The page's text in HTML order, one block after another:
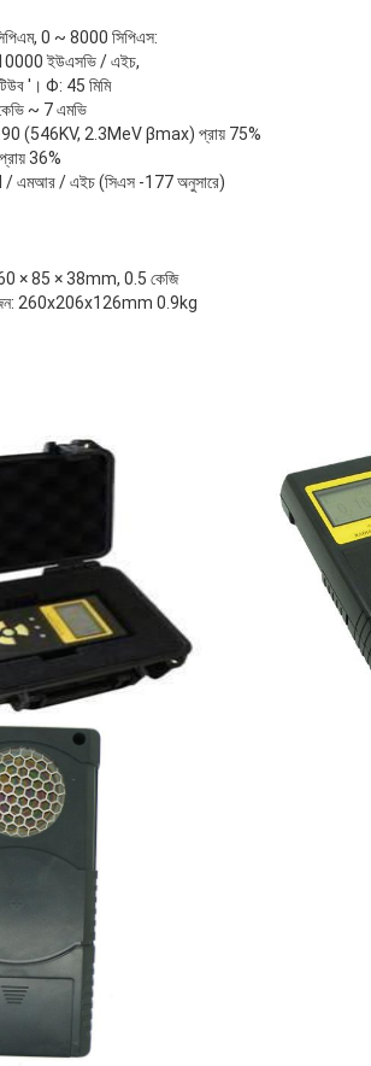
0 ~ 8000 সিপিএস:
ইউএসভি / এইচ,
'। Φ: 45 মিমি
~ 7 এমভি
90 (546KV, 2.3MeV βmax) প্রায় 75%
36%
/ এমআর / এইচ (সিএস -177 অনুসারে)
× 85 × 38mm, 0.5 কেজি
260x206x126mm 0.9kg